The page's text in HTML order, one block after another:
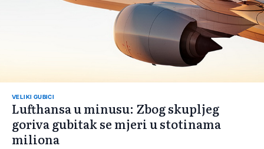
VELIKI GUBICI
Lufthansa u minusu: Zbog skupljeg
goriva gubitak se mjeri u stotinama
miliona